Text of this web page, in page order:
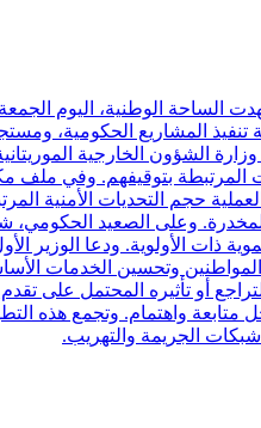
الساحة الوطنية، اليوم
تنفيذ المشاريع الحكومية،
واتصالات دبلوماسية أجرتها وزارة
المرتبطة بتوقيفهم. وفي ملف
نحو 210 كيلوغرامات من الحشيش. وتعكس
المخدرة. وعلى الصعيد
ذات الأولوية. ودعا الوزير
وتحسين الخدمات
أو تأثيره المحتمل على
واهتمام. وتجمع هذه
الجريمة والتهريب.